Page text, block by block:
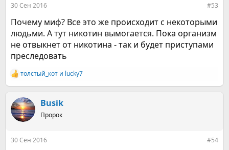
30 Сен 2016 #53
Почему миф? Все это же происходит с некоторыми
людьми. А тут никотин вымогается. Пока организм
не отвыкнет от никотина - так и будет приступами
преследовать
Р
е
к
ц
и
толстый_кот и lucky7
Busik
Пророк
30 Сен 2016 #54